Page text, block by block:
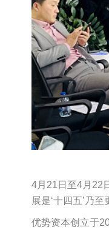
4月21日至4月22
展是‘十四五’乃
优势资本创立于